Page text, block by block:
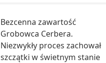
Bezcenna zawartość
Grobowca Cerbera.
Niezwykły proces zachował
szczątki w świetnym stanie